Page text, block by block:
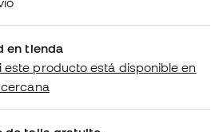
en tienda
este producto está disponible en